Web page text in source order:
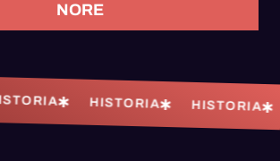
NORE
HISTORIA HISTORIA